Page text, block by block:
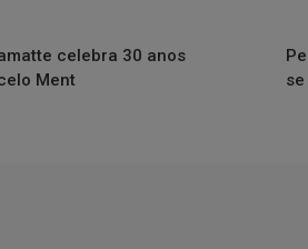
celebra 30 anos
Ment